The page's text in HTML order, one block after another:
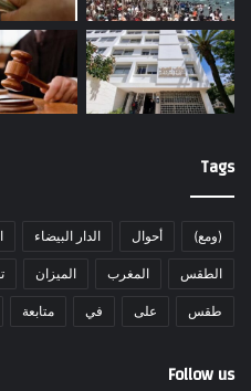
Tags
(ومع) أحوال الدار البيضاء
الطقس المغرب الميزان
طقس على في متابعة
Follow us